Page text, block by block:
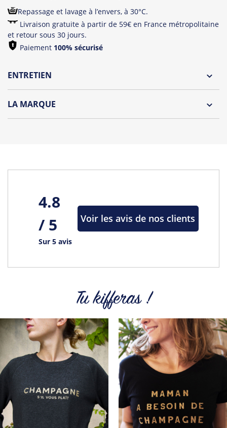
Repassage et lavage à l’envers, à 30°C.
Livraison gratuite à partir de 59€ en France métropolitaine
et retour sous 30 jours.
Paiement 100% sécurisé
ENTRETIEN
LA MARQUE
cool et originaux.
Tous les produits de la marque
4.8
/ 5
Sur 5 avis
Voir les avis de nos clients
Tu kifferas !